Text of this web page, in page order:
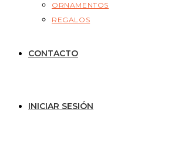
ORNAMENTOS
REGALOS
CONTACTO
INICIAR SESIÓN